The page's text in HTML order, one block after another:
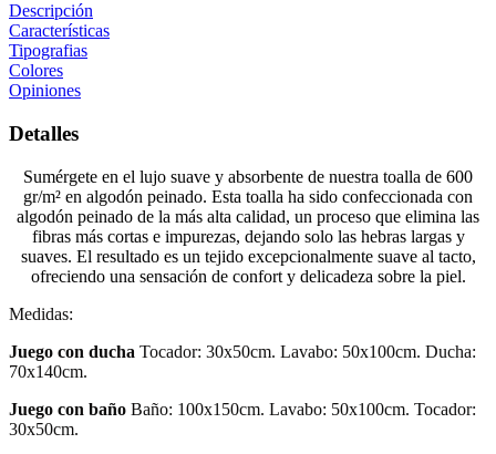
Descripción
Características
Tipografias
Colores
Opiniones
Detalles
Sumérgete en el lujo suave y absorbente de nuestra toalla de 600
gr/m² en algodón peinado. Esta toalla ha sido confeccionada con
algodón peinado de la más alta calidad, un proceso que elimina las
fibras más cortas e impurezas, dejando solo las hebras largas y
suaves. El resultado es un tejido excepcionalmente suave al tacto,
ofreciendo una sensación de confort y delicadeza sobre la piel.
Medidas:
Juego con ducha Tocador: 30x50cm. Lavabo: 50x100cm. Ducha:
70x140cm.
Juego con baño Baño: 100x150cm. Lavabo: 50x100cm. Tocador:
30x50cm.